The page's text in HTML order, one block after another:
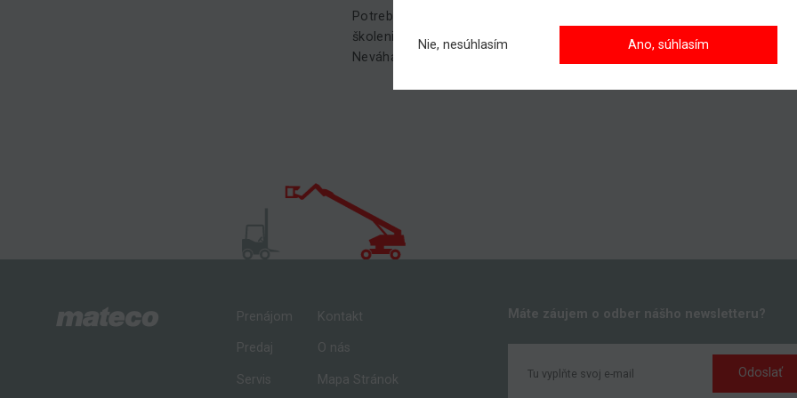
Potrebujete zaškoliť Vašich zamestnancov, prípadne sa informovať o
školenia?
Neváhajte nás kontaktovať, všetky kontakty nájdete
Prenájom
Predaj
Servis
Kontakt
O nás
Mapa Stránok
Máte záujem o odber nášho newsletteru?
Odoslať
Nie, nesúhlasím Ano, súhlasím